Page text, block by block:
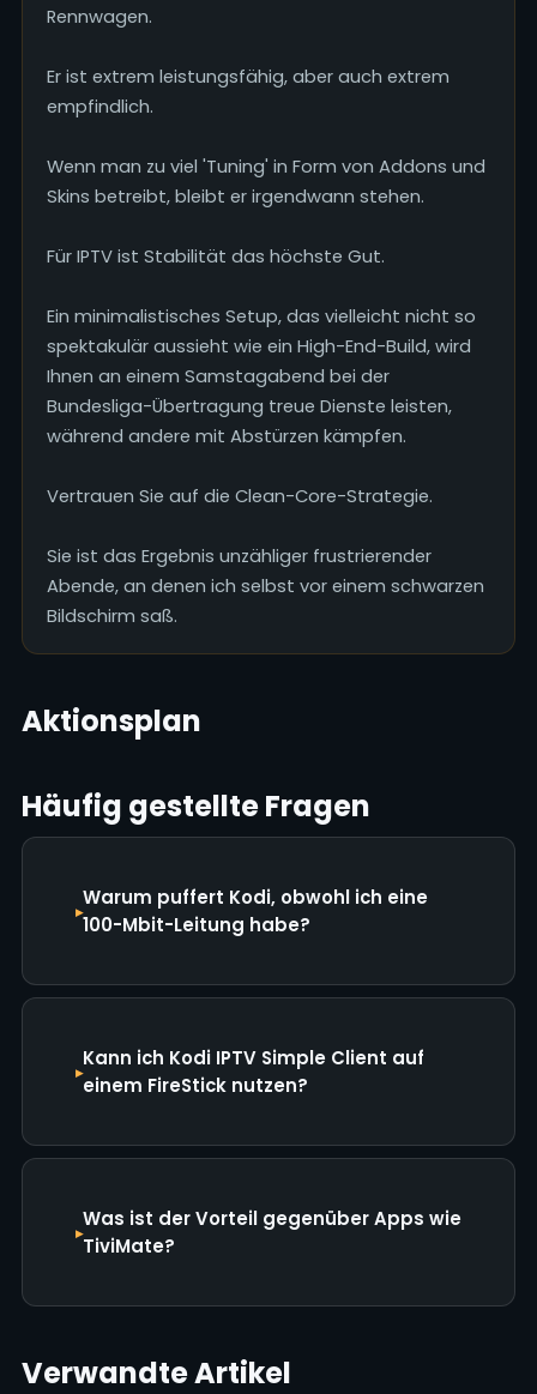
Rennwagen.
Er ist extrem leistungsfähig, aber auch extrem
empfindlich.
Wenn man zu viel 'Tuning' in Form von Addons und
Skins betreibt, bleibt er irgendwann stehen.
Für IPTV ist Stabilität das höchste Gut.
Ein minimalistisches Setup, das vielleicht nicht so
spektakulär aussieht wie ein High-End-Build, wird
Ihnen an einem Samstagabend bei der
Bundesliga-Übertragung treue Dienste leisten,
während andere mit Abstürzen kämpfen.
Vertrauen Sie auf die Clean-Core-Strategie.
Sie ist das Ergebnis unzähliger frustrierender
Abende, an denen ich selbst vor einem schwarzen
Bildschirm saß.
Aktionsplan
Häufig gestellte Fragen
Warum puffert Kodi, obwohl ich eine
100-Mbit-Leitung habe?
Kann ich Kodi IPTV Simple Client auf
einem FireStick nutzen?
Was ist der Vorteil gegenüber Apps wie
TiviMate?
Verwandte Artikel